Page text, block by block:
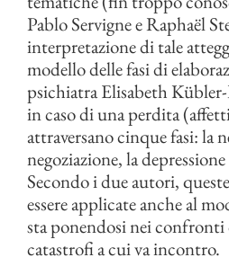
Pablo Servigne e Raphaël
interpretazione di tale
modello delle fasi di
psichiatra Elisabeth
in caso di una perdita
attraversano cinque fasi: la
negoziazione, la depressione
Secondo i due autori,
essere applicate anche al
sta ponendosi nei
catastrofi a cui va incontro.